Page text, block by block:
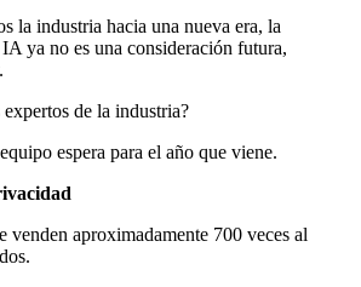
la industria hacia una nueva era, la
ya no es una consideración futura,
de la industria?
espera para el año que viene.
venden aproximadamente 700 veces al